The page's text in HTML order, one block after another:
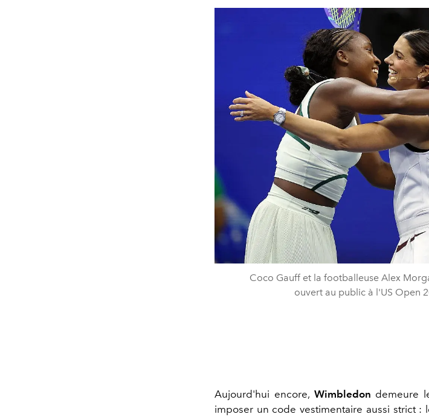
Coco Gauff et la footballeuse Alex
ouvert au public à l'US Open
Aujourd'hui encore, Wimbledon demeure
imposer un code vestimentaire aussi strict